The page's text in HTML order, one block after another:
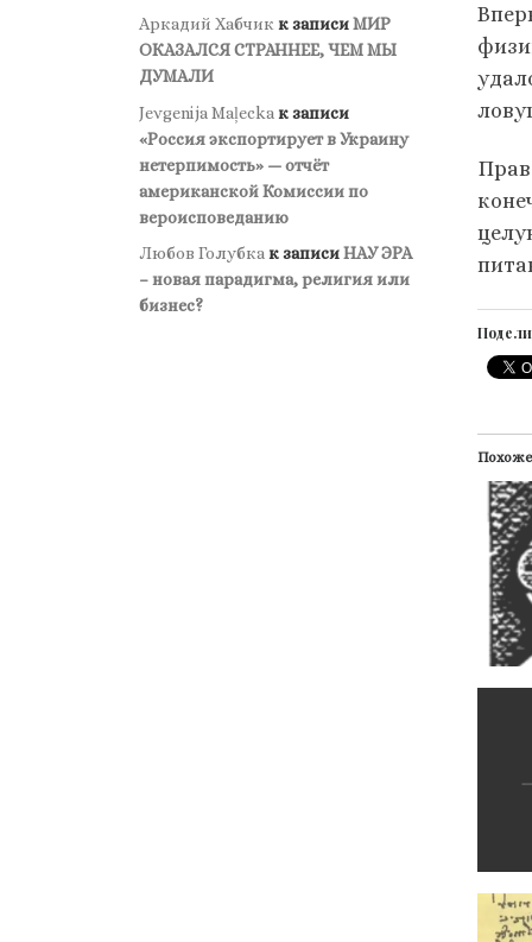
Аркадий Хабчик к записиМИР
ОКАЗАЛСЯ СТРАННЕЕ, ЧЕМ МЫ
ДУМАЛИ
Jevgenija Maļecka к записи
«Россия экспортирует в Украину
нетерпимость» — отчёт
американской Комиссии по
вероисповеданию
Любов Голубкак записиНАУ ЭРА
– новая парадигма, религия или
бизнес?